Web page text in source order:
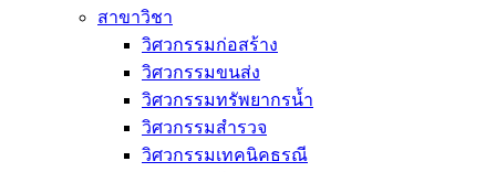
สาขาวิชา
วิศวกรรมก่อสร้าง
วิศวกรรมขนส่ง
วิศวกรรมทรัพยากรน้ำ
วิศวกรรมสำรวจ
วิศวกรรมเทคนิคธรณี